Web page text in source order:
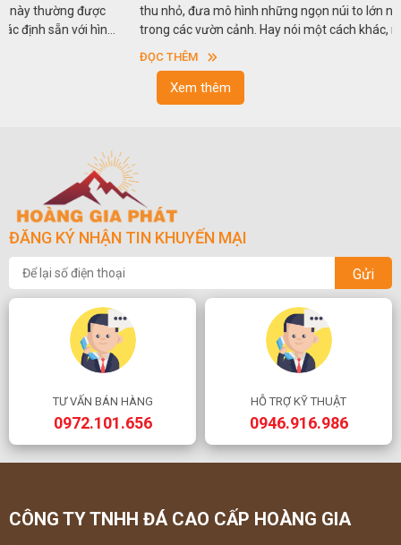
thu nhỏ, đưa mô hình những ngọn núi to lớn ngoài tự nhiên vào
trong các vườn cảnh. Hay nói một cách khác, người ta gọi là “giả
sơn”. Nghệ thuật hòn non bộ nhằm phục vụ cho mục đích thưởng
ngoạn và phong thủy trong cuộc sống.
Xem thêm
ĐĂNG KÝ NHẬN TIN KHUYẾN MẠI
Gửi
TƯ VẤN BÁN HÀNG
0972.101.656
HỖ TRỢ KỸ THUẬT
0946.916.986
CÔNG TY TNHH ĐÁ CAO CẤP HOÀNG GIA